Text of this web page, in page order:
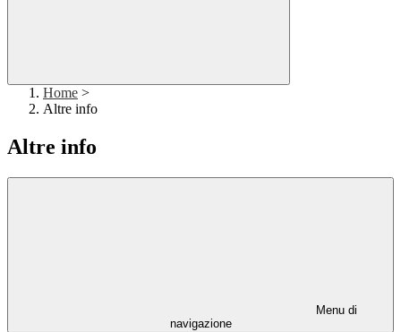
Home >
Altre info
Altre info
Menu di
navigazione